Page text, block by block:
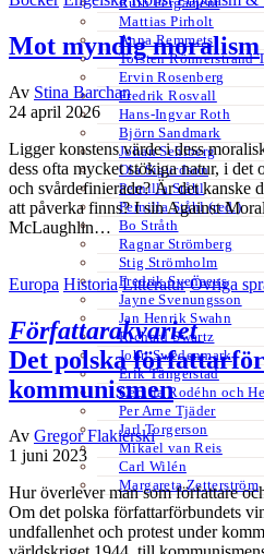
Mattias Pirholt
Anna Remmets
Torsten Rönnerstrand
Ervin Rosenberg
Fredrik Rosvall
Hans-Ingvar Roth
Björn Sandmark
Johan Sehlberg
Ola Sigurdson
Pernilla Ståhl
Pernilla Ståhl (red.)
Bo Stråth
Ragnar Strömberg
Stig Strömholm
Fredrik Svenaeus
Jayne Svenungsson
Jan Henrik Swahn
Richard Swartz
John Swedenmark
Erik Tängerstad
Cecilia Rodéhn och
Per Arne Tjäder
Jarl Torgerson
Mikael van Reis
Carl Wilén
Margareta Zetterström
Mot myndig moralism
Av Stina Barchan
24 april 2026
Ligger konstens värde i dess
dess ofta mycket stökiga natur, i det
och svårdefinierade? Är det kanske
att påverka finns? I sin Against
McLaughlin…
Europa Historia Litteratur Övriga
Författarakvariet
Det polska
kommunismen
Av Gregor Flakierski
1 juni 2023
Hur överlever man som författare
Om det polska författarförbundets
undfallenhet och protest under